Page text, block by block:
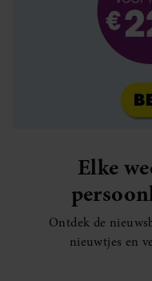
Elke
Ontdek de
nieuwtjes en